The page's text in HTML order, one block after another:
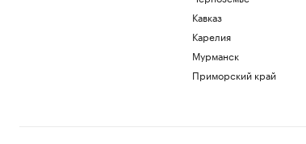
Кавказ
Карелия
Мурманск
Приморский край